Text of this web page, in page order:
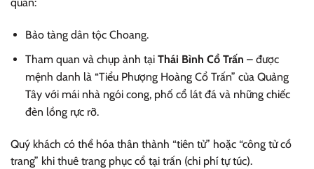
quan:
Bảo tàng dân tộc Choang.
Tham quan và chụp ảnh tại Thái Bình Cổ Trấn – được
mệnh danh là “Tiểu Phượng Hoàng Cổ Trấn” của Quảng
Tây với mái nhà ngói cong, phố cổ lát đá và những chiếc
đèn lồng rực rỡ.
Quý khách có thể hóa thân thành “tiên tử” hoặc “công tử cổ
trang” khi thuê trang phục cổ tại trấn (chi phí tự túc).